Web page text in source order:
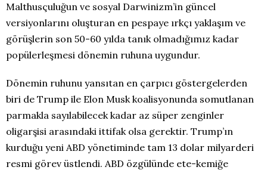
Malthusçuluğun ve sosyal Darwinizm’in güncel
versiyonlarını oluşturan en pespaye ırkçı yaklaşım ve
görüşlerin son 50-60 yılda tanık olmadığımız kadar
popülerleşmesi dönemin ruhuna uygundur.
Dönemin ruhunu yansıtan en çarpıcı göstergelerden
biri de Trump ile Elon Musk koalisyonunda somutlanan
parmakla sayılabilecek kadar az süper zenginler
oligarşisi arasındaki ittifak olsa gerektir. Trump’ın
kurduğu yeni ABD yönetiminde tam 13 dolar milyarderi
resmi görev üstlendi. ABD özgülünde ete-kemiğe